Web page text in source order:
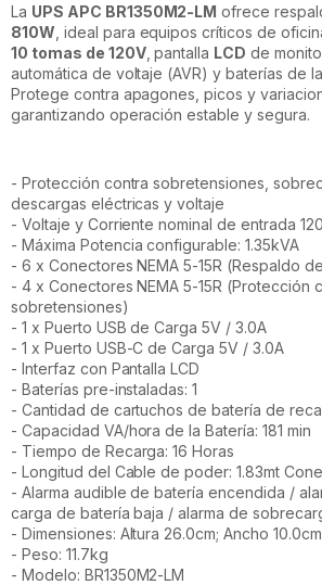
La UPS APC BR1350M2-LM ofrece
810W , ideal para equipos críticos de
10 tomas de 120V, pantalla LCD de
automática de voltaje (AVR) y baterías de
Protege contra apagones, picos y
garantizando operación estable y segura.
- Protección contra sobretensiones,
descargas eléctricas y voltaje
- Voltaje y Corriente nominal de entrada
- Máxima Potencia configurable: 1.35kVA
- 6 x Conectores NEMA 5-15R (Respaldo
- 4 x Conectores NEMA 5-15R (Protección
sobretensiones)
- 1 x Puerto USB de Carga 5V / 3.0A
- 1 x Puerto USB-C de Carga 5V / 3.0A
- Interfaz con Pantalla LCD
- Baterías pre-instaladas: 1
- Cantidad de cartuchos de batería de
- Capacidad VA/hora de la Batería: 181 min
- Tiempo de Recarga: 16 Horas
- Longitud del Cable de poder: 1.83mt
- Alarma audible de batería encendida /
carga de batería baja / alarma de
- Dimensiones: Altura 26.0cm; Ancho
- Peso: 11.7kg
- Modelo: BR1350M2-LM